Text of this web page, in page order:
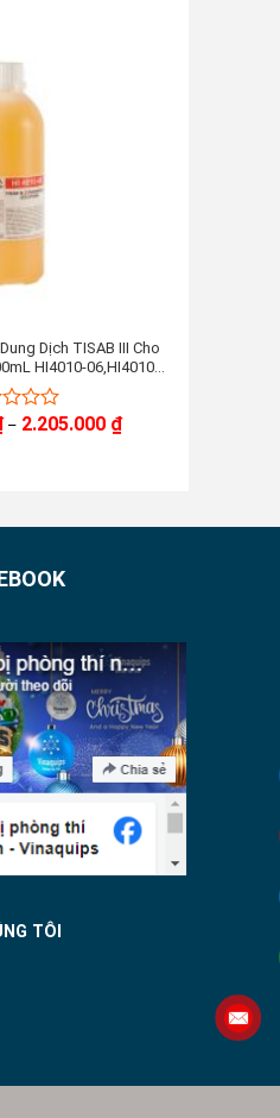
Dịch TISAB III Cho
HI4010-06,HI4010-
10
– 2.205.000 ₫Khoảng
giá:
TÔI